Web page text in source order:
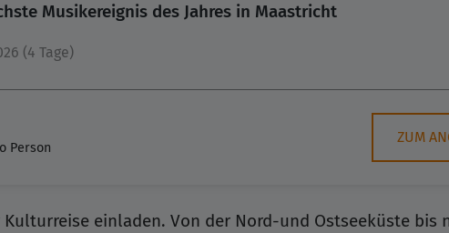
Musikereignis des Jahres in Maastricht
ab Sa. 12.12.2026 (4 Tage)
Person
ZUM
einladen. Von der Nord-und Ostseeküste bis